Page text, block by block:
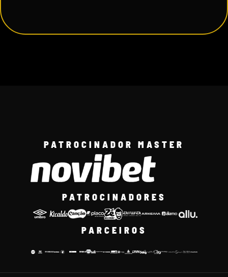
PATROCINADOR MASTER
PATROCINADORES
PARCEIROS